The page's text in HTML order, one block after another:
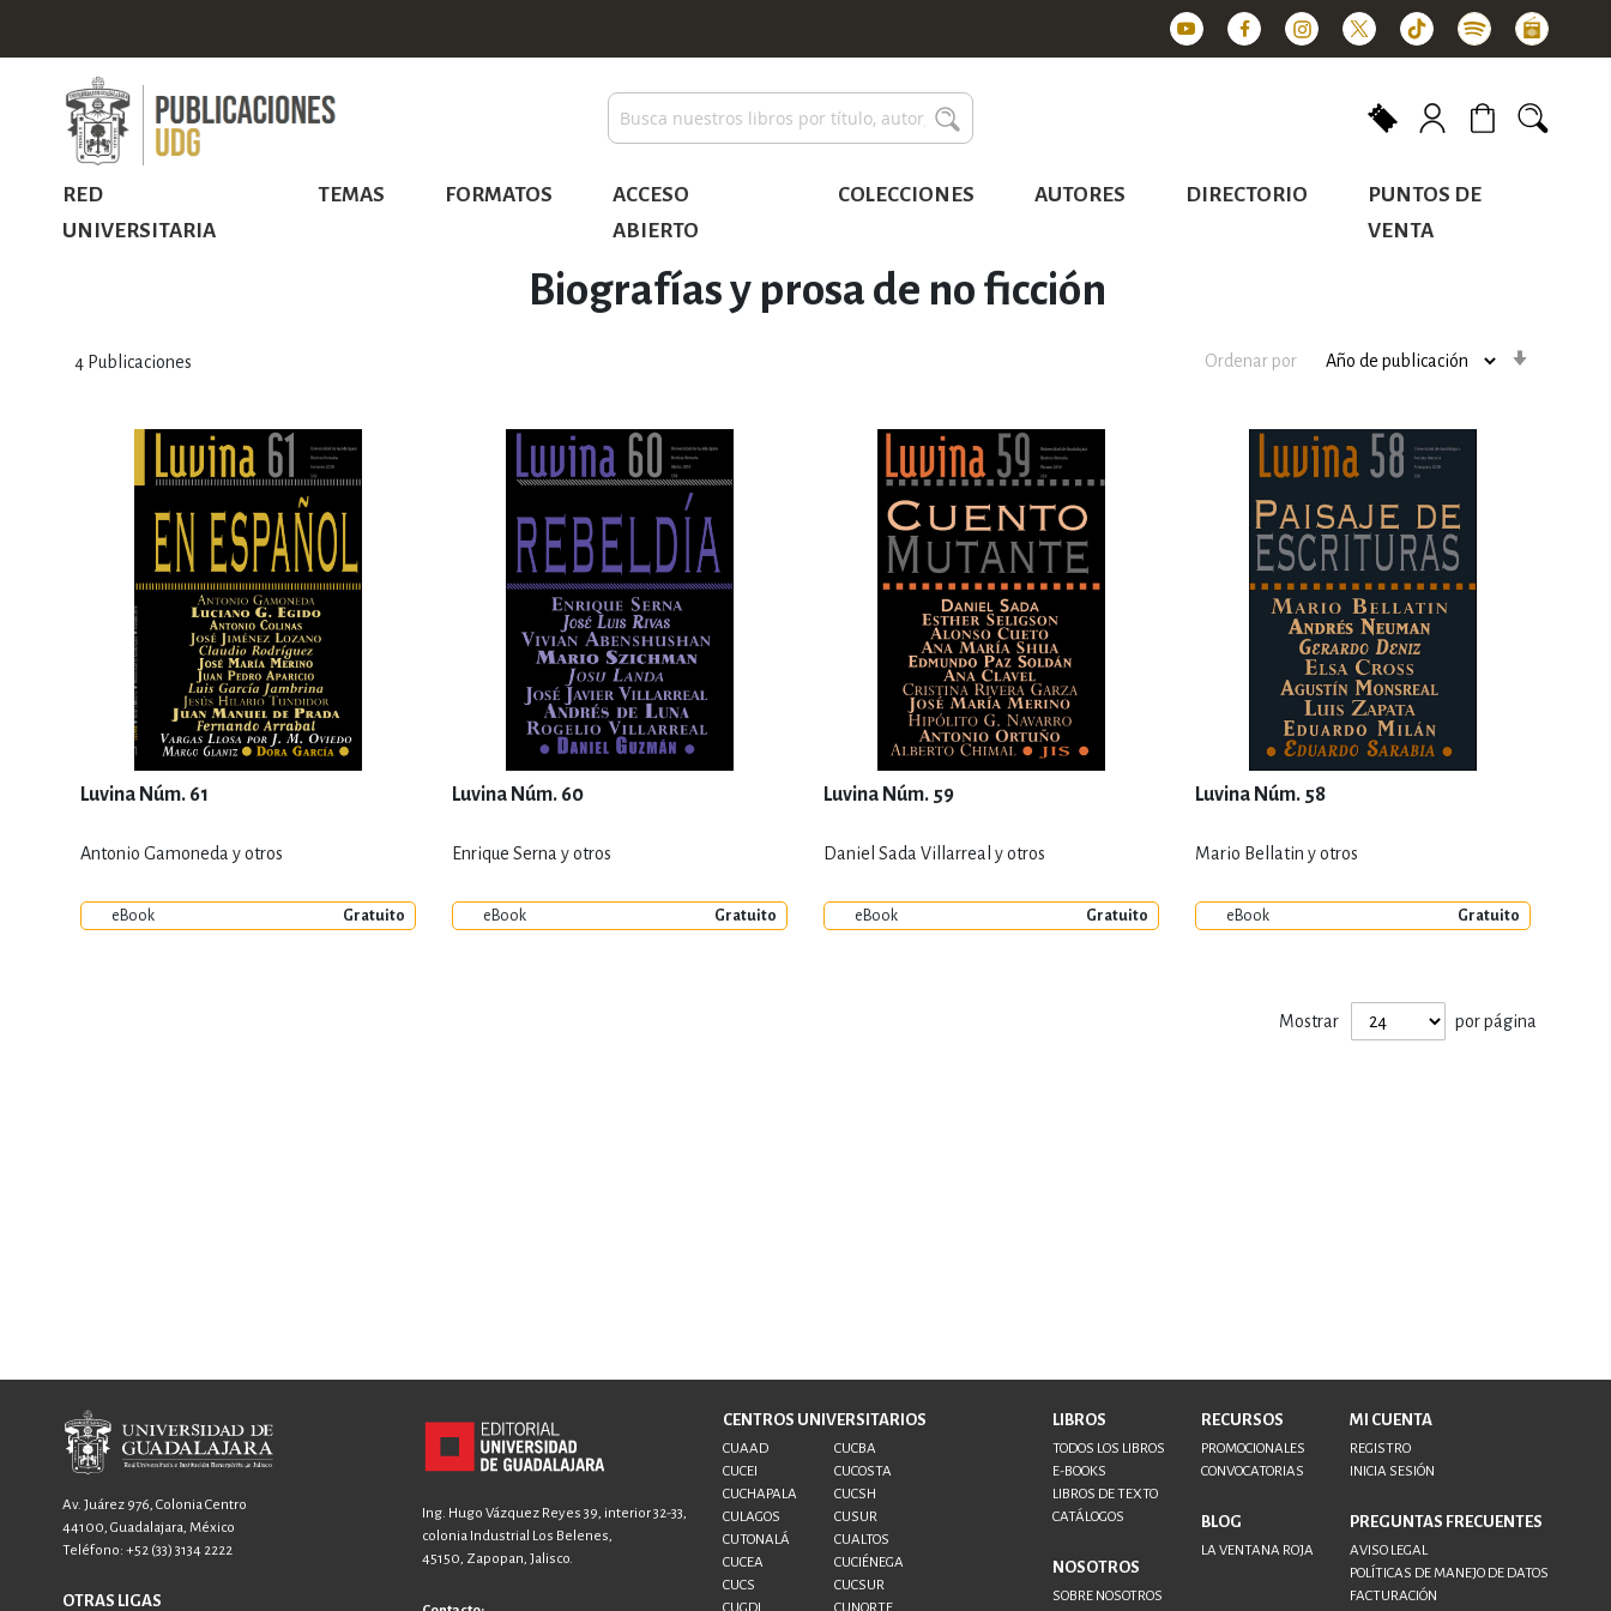
Buscar
RED
UNIVERSITARIA
TEMAS FORMATOS
ACCESO
ABIERTO
COLECCIONES AUTORES DIRECTORIO
PUNTOS DE
VENTA
Biografías y prosa de no ficción
4 Publicaciones Ordenar por
Luvina Núm. 61
Antonio Gamoneda y otros
eBook Gratuito
Luvina Núm. 60
Enrique Serna y otros
eBook Gratuito
Luvina Núm. 59
Daniel Sada Villarreal y otros
eBook Gratuito
Luvina Núm. 58
Mario Bellatin y otros
eBook Gratuito
Mostrar por página
Av. Juárez 976, Colonia Centro
44100, Guadalajara, México
Teléfono: +52 (33) 3134 2222
OTRAS LIGAS
Ing. Hugo Vázquez Reyes 39, interior 32-33,
colonia Industrial Los Belenes,
45150, Zapopan, Jalisco.
CENTROS UNIVERSITARIOS
CUAAD
CUCBA
CUCEI
CUCOSTA
CUCHAPALA
CUCSH
CULAGOS
CUSUR
CUTONALÁ
CUALTOS
CUCEA
CUCIÉNEGA
CUCS
CUCSUR
LIBROS
TODOS LOS LIBROS
E-BOOKS
LIBROS DE TEXTO
CATÁLOGOS
NOSOTROS
SOBRE NOSOTROS
RECURSOS
PROMOCIONALES
CONVOCATORIAS
BLOG
LA VENTANA ROJA
MI CUENTA
REGISTRO
INICIA SESIÓN
PREGUNTAS FRECUENTES
AVISO LEGAL
POLÍTICAS DE MANEJO DE DATOS
FACTURACIÓN